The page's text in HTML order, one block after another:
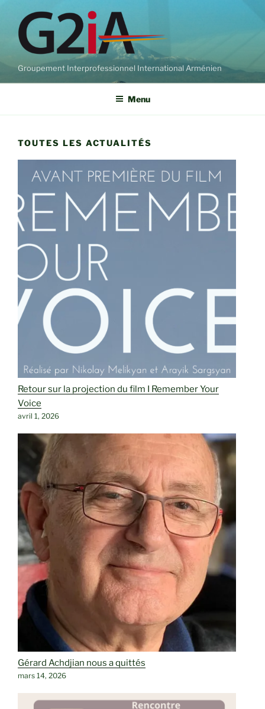
contenu
principal
Groupement Interprofessionnel International Arménien
Menu
TOUTES LES ACTUALITÉS
Retour sur la projection du film I Remember Your
Voice
avril 1, 2026
Gérard Achdjian nous a quittés
mars 14, 2026